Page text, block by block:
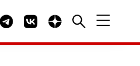
Telegram канал HELLO
Группа HELLO Вконтакте
Канал HELLO в Дзен